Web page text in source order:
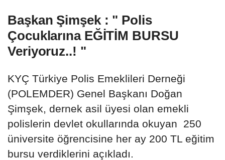
Başkan Şimşek : " Polis
Çocuklarına EĞİTİM BURSU
Veriyoruz..! "
KYÇ Türkiye Polis Emeklileri Derneği
(POLEMDER) Genel Başkanı Doğan
Şimşek, dernek asil üyesi olan emekli
polislerin devlet okullarında okuyan 250
üniversite öğrencisine her ay 200 TL eğitim
bursu verdiklerini açıkladı.